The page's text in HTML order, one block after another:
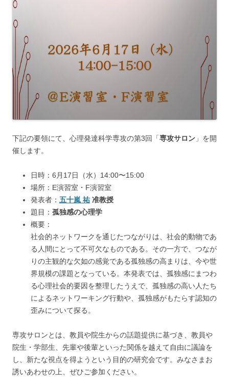
下記の要領にて、心理発達科学専攻の第3回「専攻サロン 」を開
催します。
日時：6月17日（水）14:00〜15:00
場所：E演習室・F演習室
発表者： 五十嵐 祐 准教授
題目： 孤独感の心理学
概要：
社会的ネットワークを通じたつながりは、社会的動物であ
る人間にとって不可欠なものである。その一方で、つなが
りの主観的な欠如の感覚である孤独感の高まりは、今や世
界規模の課題となっている。本発表では、孤独感にまつわ
る心理社会的要因を整理したうえで、孤独感の高い人たち
によるネットワーキング行動や、孤独感がもたらす認知の
歪みについて探る。
専攻サロンとは、教員や院生からの話題提供に基づき、教員や
院生・学部生、先輩や後輩といった関係を越えて自由に議論を
し、新たな視点を得ようという目的の研究会です。みなさまお
誘いあわせの上、ぜひご参加ください。